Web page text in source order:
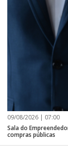
09/08/2026 | 07:00
Sala do
compras públicas